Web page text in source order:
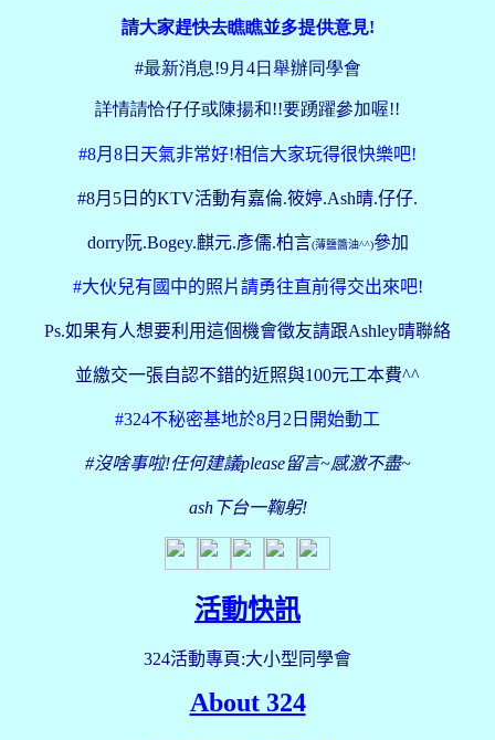
請大家趕快去瞧瞧並多提供意見!
#最新消息!9月4日舉辦同學會
詳情請恰仔仔或陳揚和!!要踴躍參加喔!!
#8月8日天氣非常好!相信大家玩得很快樂吧!
#8月5日的KTV活動有嘉倫.筱婷.Ash晴.仔仔.
dorry阮.Bogey.麒元.彥儒.柏言(薄鹽醬油^^)參加
#大伙兒有國中的照片請勇往直前得交出來吧!
Ps.如果有人想要利用這個機會徵友請跟Ashley晴聯絡
並繳交一張自認不錯的近照與100元工本費^^
#324不秘密基地於8月2日開始動工
#沒啥事啦!任何建議please留言~感激不盡~
ash下台一鞠躬!
活動快訊
324活動專頁:大小型同學會
About 324